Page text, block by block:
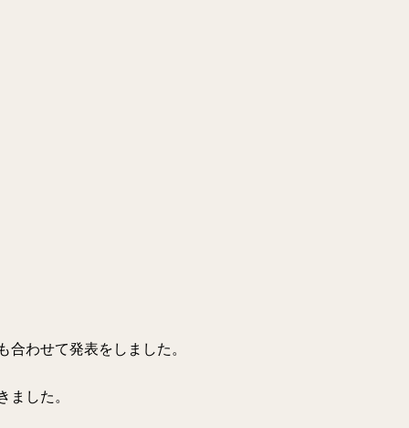
わせて発表をしました。
した。